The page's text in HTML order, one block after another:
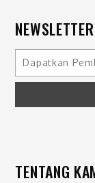
NEWSLETTER
TENTANG